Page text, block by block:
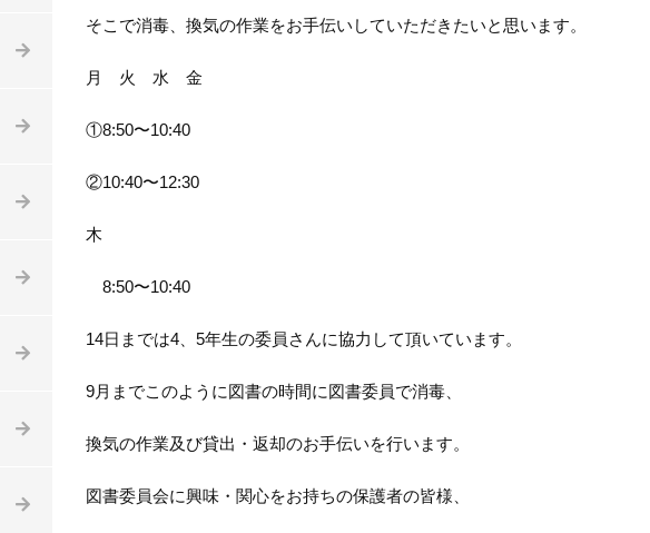
そこで消毒、換気の作業をお手伝いしていただきたいと思います。
月 火 水 金
①8:50〜10:40
②10:40〜12:30
木
8:50〜10:40
14日までは4、5年生の委員さんに協力して頂いています。
9月までこのように図書の時間に図書委員で消毒、
換気の作業及び貸出・返却のお手伝いを行います。
図書委員会に興味・関心をお持ちの保護者の皆様、